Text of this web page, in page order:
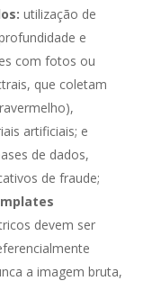
utilização de
e
com fotos ou
que coletam
artificiais; e
de dados,
de fraude;
devem ser
a imagem bruta,